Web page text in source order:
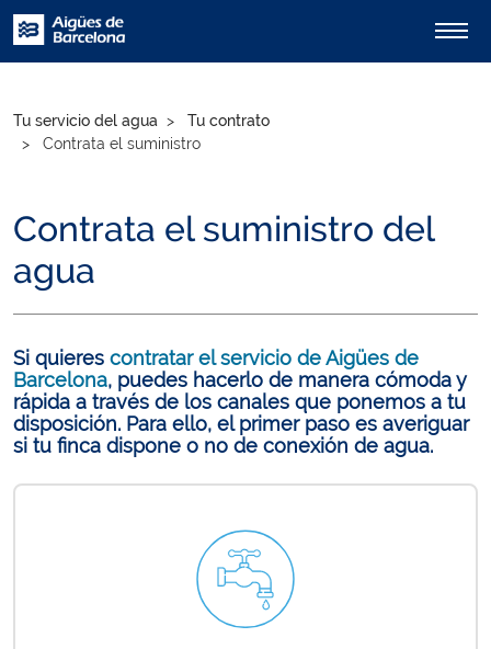
Tu servicio del agua
Tu contrato
Contrata el suministro
Contrata el suministro del
agua
Si quieres contratar el servicio de Aigües de
Barcelona, puedes hacerlo de manera cómoda y
rápida a través de los canales que ponemos a tu
disposición. Para ello, el primer paso es averiguar
si tu finca dispone o no de conexión de agua.